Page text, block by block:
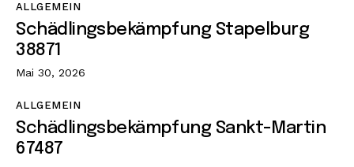
ALLGEMEIN
Schädlingsbekämpfung Stapelburg
38871
Mai 30, 2026
ALLGEMEIN
Schädlingsbekämpfung Sankt-Martin
67487